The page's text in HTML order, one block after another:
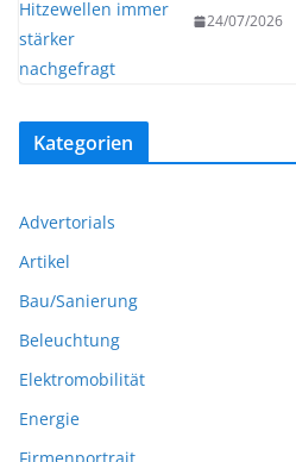
24/07/2026
Kategorien
Advertorials
Artikel
Bau/Sanierung
Beleuchtung
Elektromobilität
Energie